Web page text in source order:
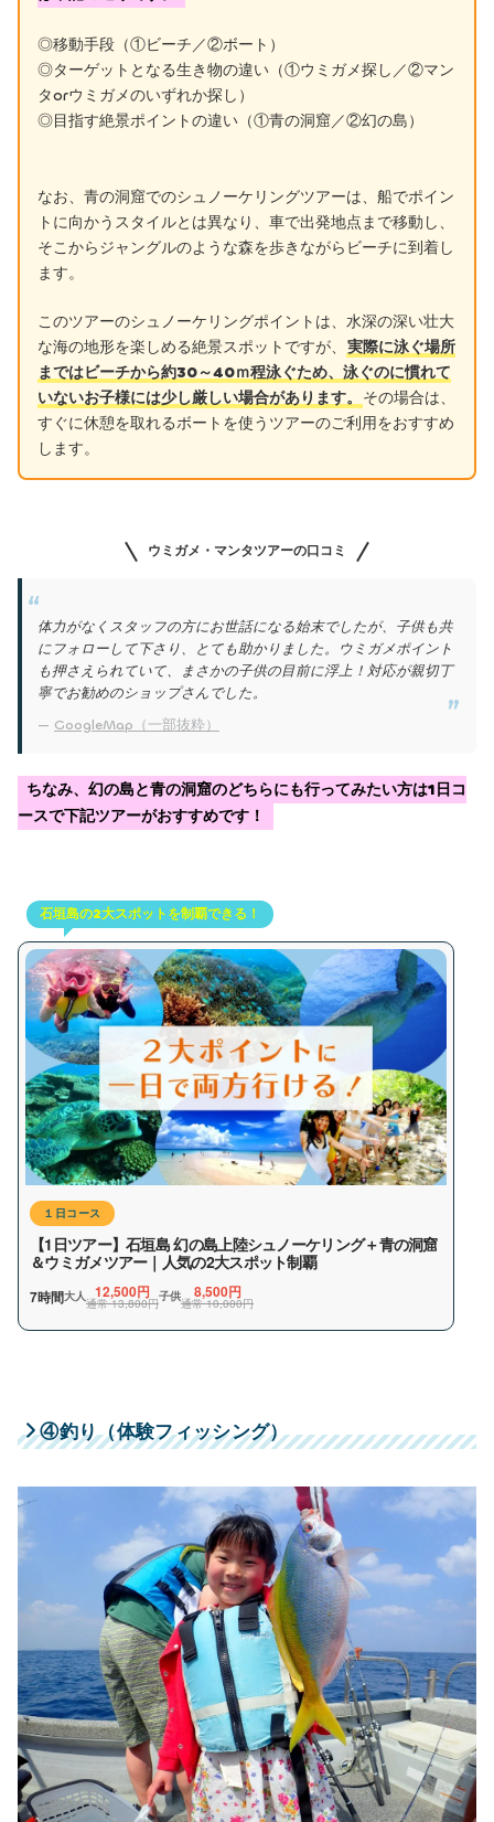
◎移動手段（①ビーチ／②ボート）
◎ターゲットとなる生き物の違い（①ウミガメ探し／②マン
タorウミガメのいずれか探し）
◎目指す絶景ポイントの違い（①青の洞窟／②幻の島）
なお、青の洞窟でのシュノーケリングツアーは、船でポイン
トに向かうスタイルとは異なり、車で出発地点まで移動し、
そこからジャングルのような森を歩きながらビーチに到着し
ます。
このツアーのシュノーケリングポイントは、水深の深い壮大
な海の地形を楽しめる絶景スポットですが、 実際に泳ぐ場所
まではビーチから約30～40ｍ程泳ぐため、泳ぐのに慣れて
いないお子様には少し厳しい場合があります。 その場合は、
すぐに休憩を取れるボートを使うツアーのご利用をおすすめ
します。
ウミガメ・マンタツアーの口コミ
体力がなくスタッフの方にお世話になる始末でしたが、子供も共
にフォローして下さり、とても助かりました。ウミガメポイント
も押さえられていて、まさかの子供の目前に浮上！対応が親切丁
寧でお勧めのショップさんでした。
GoogleMap（一部抜粋）
ちなみ、幻の島と青の洞窟のどちらにも行ってみたい方は1日コ
ースで下記ツアーがおすすめです！
石垣島の2大スポットを制覇できる！
１日コース
【1日ツアー】石垣島 幻の島上陸シュノーケリング＋青の洞窟
＆ウミガメツアー｜人気の2大スポット制覇
7時間大人 12,500円
通常 13,800円子供 8,500円
通常 10,000円
④釣り（体験フィッシング）